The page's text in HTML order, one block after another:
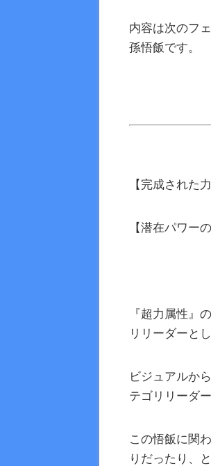
内容は次のフ
孫悟飯です。
【完成された
【潜在パワー
『超力属性』
リリーダーと
ビジュアルか
テゴリリーダ
この悟飯に関
りだったり、